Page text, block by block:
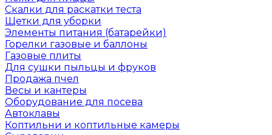
Скалки для раскатки теста
Щетки для уборки
Элементы питания (батарейки)
Горелки газовые и баллоны
Газовые плиты
Для сушки пыльцы и фруков
Продажа пчел
Весы и кантеры
Оборудование для посева
Автоклавы
Коптильни и коптильные камеры